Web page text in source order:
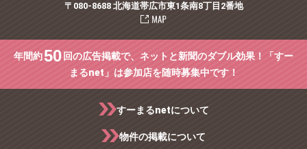
〒080-8688 北海道帯広市東1条南8丁目2番地
年間約50 回の広告掲載で、ネットと新聞のダブル効果！「すー
まるnet」は参加店を随時募集中です！
すーまるnetについて
物件の掲載について